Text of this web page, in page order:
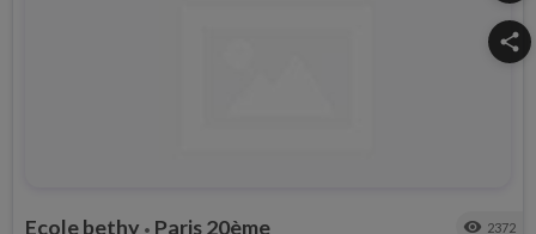
share
Ecole bethy Paris 20ème visibility 2372